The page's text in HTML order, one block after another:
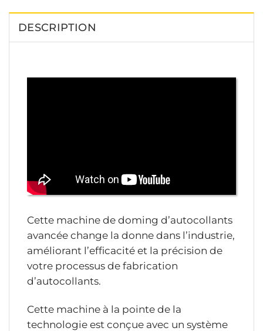
DESCRIPTION
Cette machine de doming d’autocollants
avancée change la donne dans l’industrie,
améliorant l’efficacité et la précision de
votre processus de fabrication
d’autocollants.
Cette machine à la pointe de la
technologie est conçue avec un système